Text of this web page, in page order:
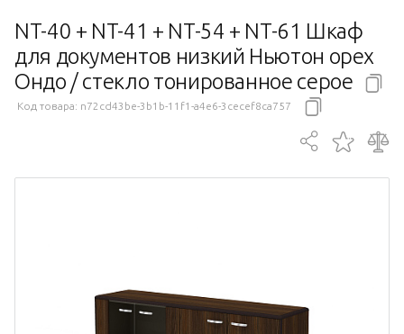
NT-40 + NT-41 + NT-54 + NT-61 Шкаф
для документов низкий Ньютон орех
Ондо / стекло тонированное серое
Код товара: n72cd43be-3b1b-11f1-a4e6-3cecef8ca757